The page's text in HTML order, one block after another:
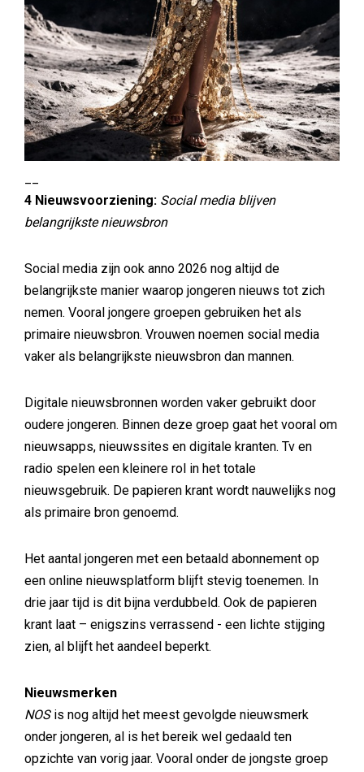
4 Nieuwsvoorziening: Social media blijven
belangrijkste nieuwsbron
Social media zijn ook anno 2026 nog altijd de
belangrijkste manier waarop jongeren nieuws tot zich
nemen. Vooral jongere groepen gebruiken het als
primaire nieuwsbron. Vrouwen noemen social media
vaker als belangrijkste nieuwsbron dan mannen.
Digitale nieuwsbronnen worden vaker gebruikt door
oudere jongeren. Binnen deze groep gaat het vooral om
nieuwsapps, nieuwssites en digitale kranten. Tv en
radio spelen een kleinere rol in het totale
nieuwsgebruik. De papieren krant wordt nauwelijks nog
als primaire bron genoemd.
Het aantal jongeren met een betaald abonnement op
een online nieuwsplatform blijft stevig toenemen. In
drie jaar tijd is dit bijna verdubbeld. Ook de papieren
krant laat – enigszins verrassend - een lichte stijging
zien, al blijft het aandeel beperkt.
Nieuwsmerken
NOSis nog altijd het meest gevolgde nieuwsmerk
onder jongeren, al is het bereik wel gedaald ten
opzichte van vorig jaar. Vooral onder de jongste groep